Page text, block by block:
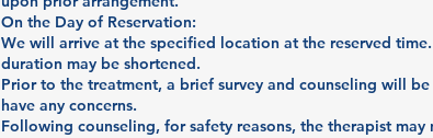
On the Day of Reservation:
We will arrive at the specified location at the reserved
duration may be shortened.
Prior to the treatment, a brief survey and counseling will
have any concerns.
Following counseling, for safety reasons, the therapist